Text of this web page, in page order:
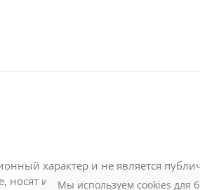
характер и не является
носят информационный характер и
Мы используем cookies для